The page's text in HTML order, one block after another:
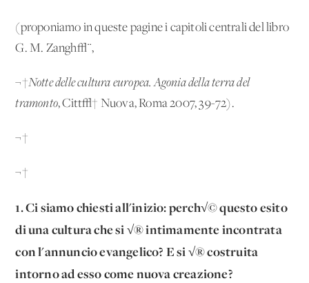
(proponiamo in queste pagine i capitoli centrali del libro
G. M. Zangh√¨,
¬†Notte delle cultura europea. Agonia della terra del
tramonto, Citt√† Nuova, Roma 2007, 39-72).
¬†
¬†
1. Ci siamo chiesti all'inizio: perch√© questo esito
di una cultura che si √® intimamente incontrata
con l'annuncio evangelico? E si √® costruita
intorno ad esso come nuova creazione?